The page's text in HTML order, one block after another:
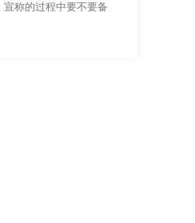
宣称的过程中要不要备